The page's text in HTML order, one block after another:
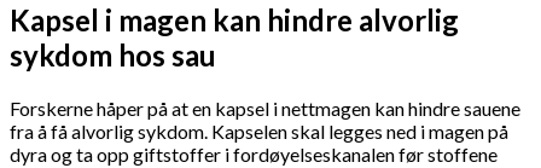
Kapsel i magen kan hindre alvorlig
sykdom hos sau
Forskerne håper på at en kapsel i nettmagen kan hindre sauene
fra å få alvorlig sykdom. Kapselen skal legges ned i magen på
dyra og ta opp giftstoffer i fordøyelseskanalen før stoffene